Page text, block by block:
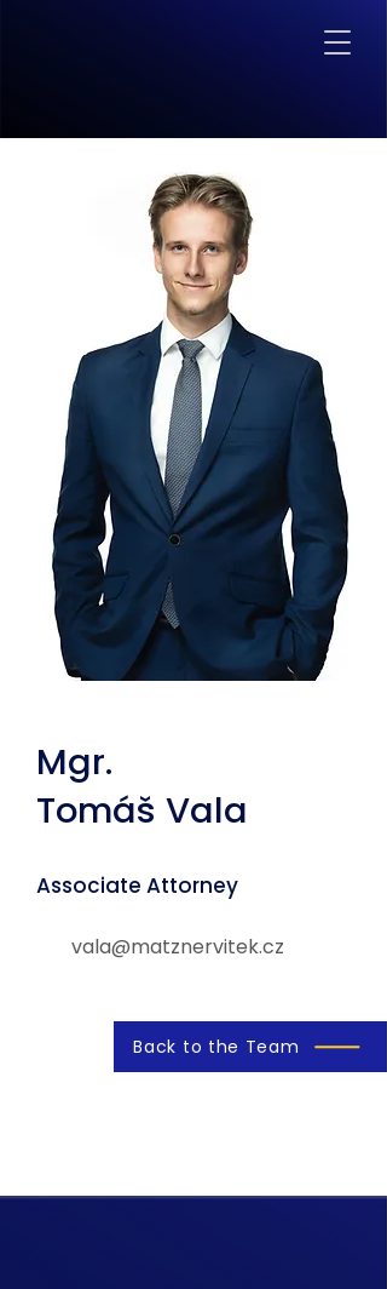
Mgr.
Tomáš Vala
Associate Attorney
vala@matznervitek.cz
Back to the Team